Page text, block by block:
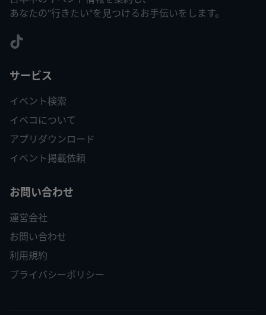
あなたの"行きたい"を見つけるお手伝いをします。
サービス
イベント検索
イベコについて
アプリダウンロード
イベント掲載依頼
お問い合わせ
運営会社
お問い合わせ
利用規約
プライバシーポリシー